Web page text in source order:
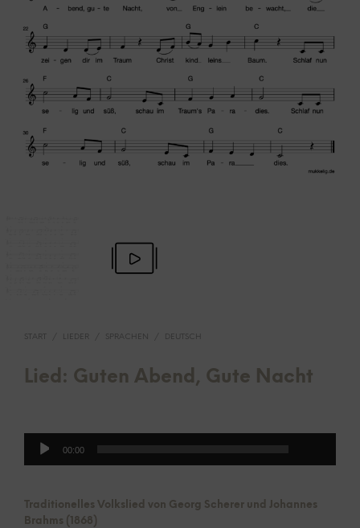
START LIEDER SPRACHEN DEUTSCH
Lied: Guten Abend, Gute Nacht
Audio-
00:00
Traditionelles Volkslied von Georg Scherer und Johannes
Brahms (1868)